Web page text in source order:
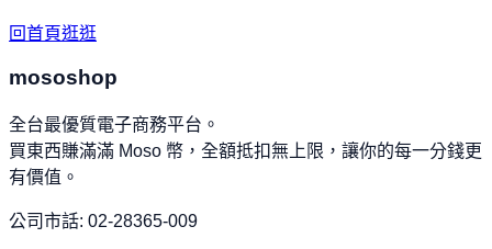
回首頁逛逛
mososhop
全台最優質電子商務平台。
買東西賺滿滿 Moso 幣，全額抵扣無上限，讓你的每一分錢更
有價值。
公司市話: 02-28365-009